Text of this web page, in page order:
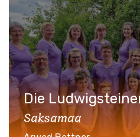
Die
Saksamaa